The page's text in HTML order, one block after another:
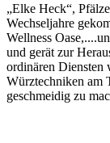
„Elke Heck“,
Wechseljahre
Wellness
und gerät zur
ordinären Diensten
Würztechniken am
geschmeidig zu